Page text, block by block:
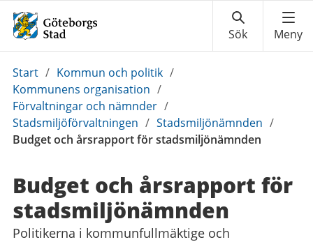
Du
är
här:
Start / Kommun och politik /
Kommunens organisation /
Förvaltningar och nämnder /
Stadsmiljöförvaltningen / Stadsmiljönämnden /
Budget och årsrapport för stadsmiljönämnden
Budget och årsrapport för
stadsmiljönämnden
Politikerna i kommunfullmäktige och